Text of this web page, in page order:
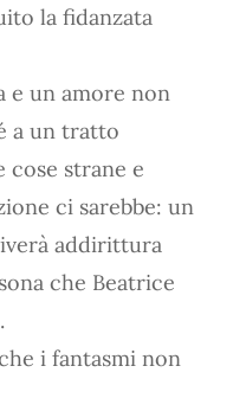
la fidanzata
e un amore non
a un tratto
cose strane e
ci sarebbe: un
addirittura
che Beatrice
i fantasmi non